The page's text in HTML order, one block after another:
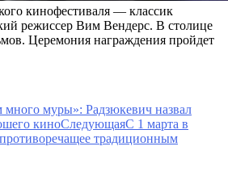
кинофестиваля — классик
режиссер Вим Вендерс. В столице
Церемония награждения пройдет
муры»: Радзюкевич назвал
киноСледующаяС 1 марта в
традиционным